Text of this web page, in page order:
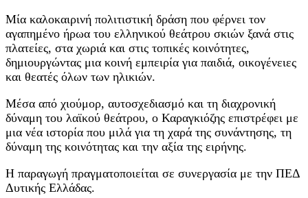
Μία καλοκαιρινή πολιτιστική δράση που φέρνει τον
αγαπημένο ήρωα του ελληνικού θεάτρου σκιών ξανά στις
πλατείες, στα χωριά και στις τοπικές κοινότητες,
δημιουργώντας μια κοινή εμπειρία για παιδιά, οικογένειες
και θεατές όλων των ηλικιών.
Μέσα από χιούμορ, αυτοσχεδιασμό και τη διαχρονική
δύναμη του λαϊκού θεάτρου, ο Καραγκιόζης επιστρέφει με
μια νέα ιστορία που μιλά για τη χαρά της συνάντησης, τη
δύναμη της κοινότητας και την αξία της ειρήνης.
Η παραγωγή πραγματοποιείται σε συνεργασία με την ΠΕΔ
Δυτικής Ελλάδας.